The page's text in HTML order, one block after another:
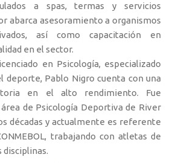
a spas, termas y servicios
abarca asesoramiento a organismos
así como capacitación en
en el sector.
en Psicología, especializado
deporte, Pablo Nigro cuenta con una
en el alto rendimiento. Fue
de Psicología Deportiva de River
décadas y actualmente es referente
trabajando con atletas de